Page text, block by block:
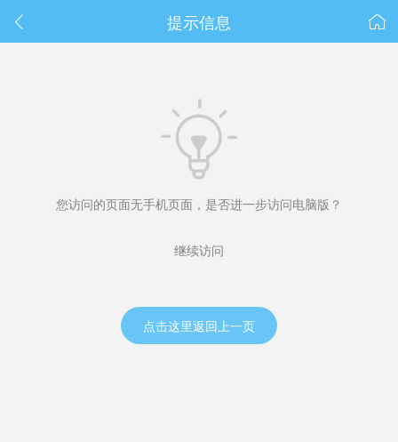
 
提示信息

您访问的页面无手机页面，是否进一步访问电脑版？
继续访问
点击这里返回上一页